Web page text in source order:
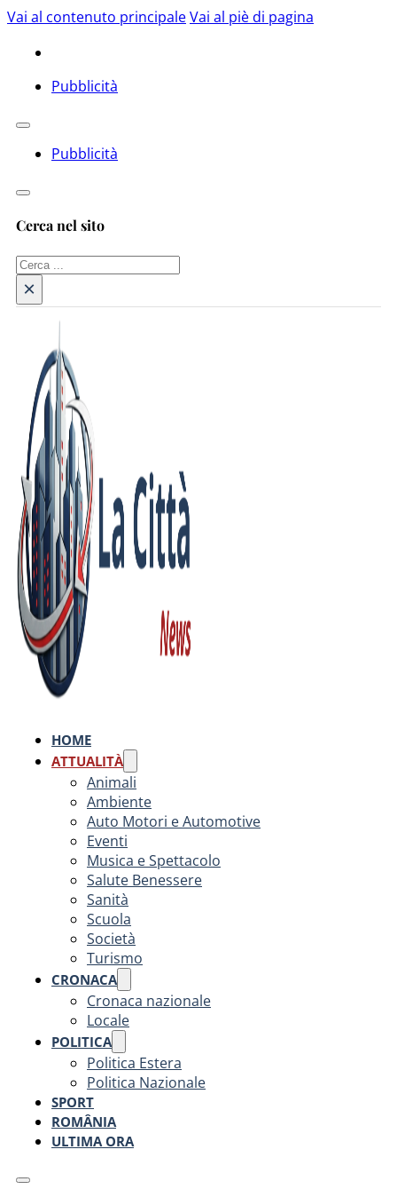
Vai al contenuto principaleVai al piè di pagina
Pubblicità
Pubblicità
Cerca nel sito
Cerca
×
HOME
ATTUALITÀ
Animali
Ambiente
Auto Motori e Automotive
Eventi
Musica e Spettacolo
Salute Benessere
Sanità
Scuola
Società
Turismo
CRONACA
Cronaca nazionale
Locale
POLITICA
Politica Estera
Politica Nazionale
SPORT
ROMÂNIA
ULTIMA ORA